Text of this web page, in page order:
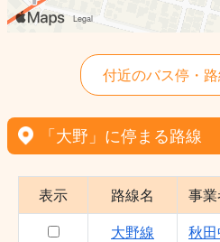
付近のバス停・
「大野」に停まる路線
表示 路線名 事業
大野線 秋田